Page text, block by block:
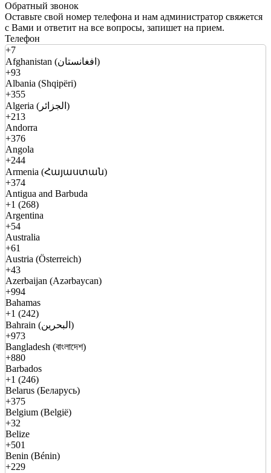
Обратный звонок
Оставьте свой номер телефона и нам администратор свяжется
с Вами и ответит на все вопросы, запишет на прием.
Телефон
+7
Afghanistan (افغانستان)
+93
Albania (Shqipëri)
+355
Algeria (الجزائر)
+213
Andorra
+376
Angola
+244
Armenia (Հայաստան)
+374
Antigua and Barbuda
+1 (268)
Argentina
+54
Australia
+61
Austria (Österreich)
+43
Azerbaijan (Azərbaycan)
+994
Bahamas
+1 (242)
Bahrain (البحرين)
+973
Bangladesh (বাংলাদেশ)
+880
Barbados
+1 (246)
Belarus (Беларусь)
+375
Belgium (België)
+32
Belize
+501
Benin (Bénin)
+229